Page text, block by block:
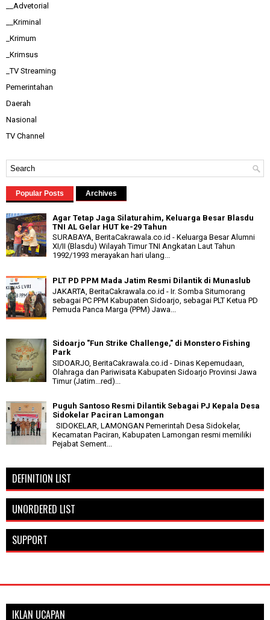
__Advetorial
__Kriminal
_Krimum
_Krimsus
_TV Streaming
Pemerintahan
Daerah
Nasional
TV Channel
Popular Posts Archives
Agar Tetap Jaga Silaturahim, Keluarga Besar Blasdu
TNI AL Gelar HUT ke-29 Tahun
SURABAYA, BeritaCakrawala.co.id - Keluarga Besar Alumni
XI/II (Blasdu) Wilayah Timur TNI Angkatan Laut Tahun
1992/1993 merayakan hari ulang...
PLT PD PPM Mada Jatim Resmi Dilantik di Munaslub
JAKARTA, BeritaCakrawala.co.id - Ir. Somba Situmorang
sebagai PC PPM Kabupaten Sidoarjo, sebagai PLT Ketua PD
Pemuda Panca Marga (PPM) Jawa...
Sidoarjo "Fun Strike Challenge," di Monstero Fishing
Park
SIDOARJO, BeritaCakrawala.co.id - Dinas Kepemudaan,
Olahraga dan Pariwisata Kabupaten Sidoarjo Provinsi Jawa
Timur (Jatim...red)...
Puguh Santoso Resmi Dilantik Sebagai PJ Kepala Desa
Sidokelar Paciran Lamongan
SIDOKELAR, LAMONGAN Pemerintah Desa Sidokelar,
Kecamatan Paciran, Kabupaten Lamongan resmi memiliki
Pejabat Sement...
DEFINITION LIST
UNORDERED LIST
SUPPORT
IKLAN UCAPAN